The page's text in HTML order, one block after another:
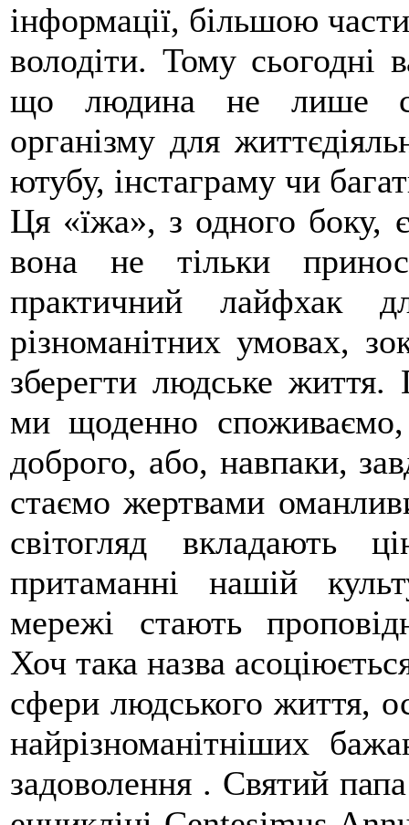
інформації, більшою
володіти. Тому сьогодні
що людина не лише
організму для
ютубу, інстаграму чи
Ця «їжа», з одного боку,
вона не тільки
практичний лайфхак
різноманітних умовах,
зберегти людське життя.
ми щоденно
доброго, або, навпаки,
стаємо жертвами
світогляд вкладають
притаманні нашій
мережі стають
Хоч така назва
сфери людського життя,
найрізноманітніших
задоволення . Святий